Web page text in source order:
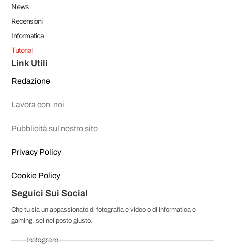
News
Recensioni
Informatica
Tutorial
Link Utili
Redazione
Lavora con noi
Pubblicità sul nostro sito
Privacy Policy
Cookie Policy
Seguici Sui Social
Che tu sia un appassionato di fotografia e video o di informatica e
gaming, sei nel posto giusto.
Instagram